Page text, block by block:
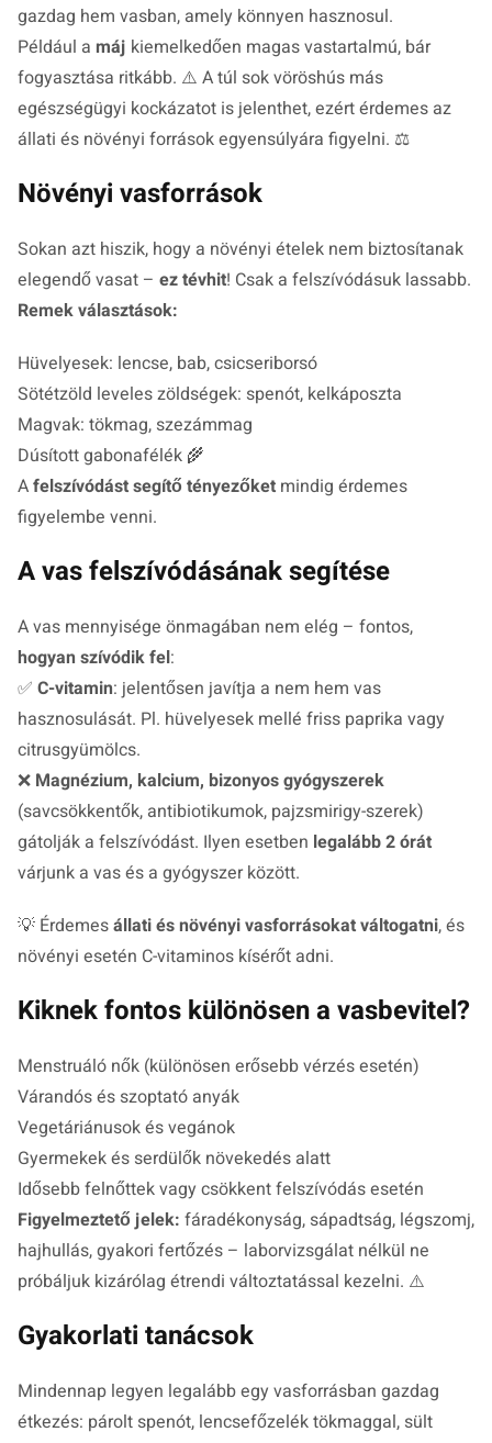
gazdag hem vasban, amely könnyen hasznosul.
Például a máj kiemelkedően magas vastartalmú, bár
fogyasztása ritkább. ⚠️ A túl sok vöröshús más
egészségügyi kockázatot is jelenthet, ezért érdemes az
állati és növényi források egyensúlyára figyelni. ⚖️
Növényi vasforrások
Sokan azt hiszik, hogy a növényi ételek nem biztosítanak
elegendő vasat – ez tévhit! Csak a felszívódásuk lassabb.
Remek választások:
Hüvelyesek: lencse, bab, csicseriborsó
Sötétzöld leveles zöldségek: spenót, kelkáposzta
Magvak: tökmag, szezámmag
Dúsított gabonafélék 🌾
Afelszívódást segítő tényezőket mindig érdemes
figyelembe venni.
A vas felszívódásának segítése
A vas mennyisége önmagában nem elég – fontos,
hogyan szívódik fel:
✅ C-vitamin: jelentősen javítja a nem hem vas
hasznosulását. Pl. hüvelyesek mellé friss paprika vagy
citrusgyümölcs.
❌ Magnézium, kalcium, bizonyos gyógyszerek
(savcsökkentők, antibiotikumok, pajzsmirigy-szerek)
gátolják a felszívódást. Ilyen esetben legalább 2 órát
várjunk a vas és a gyógyszer között.
💡 Érdemesállati és növényi vasforrásokat váltogatni, és
növényi esetén C-vitaminos kísérőt adni.
Kiknek fontos különösen a vasbevitel?
Menstruáló nők (különösen erősebb vérzés esetén)
Várandós és szoptató anyák
Vegetáriánusok és vegánok
Gyermekek és serdülők növekedés alatt
Idősebb felnőttek vagy csökkent felszívódás esetén
Figyelmeztető jelek: fáradékonyság, sápadtság, légszomj,
hajhullás, gyakori fertőzés – laborvizsgálat nélkül ne
próbáljuk kizárólag étrendi változtatással kezelni. ⚠️
Gyakorlati tanácsok
Mindennap legyen legalább egy vasforrásban gazdag
étkezés: párolt spenót, lencsefőzelék tökmaggal, sült